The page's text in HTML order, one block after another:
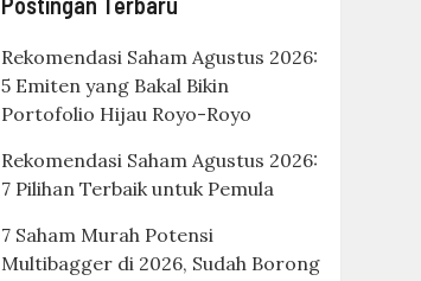
Rekomendasi Saham Agustus 2026:
5 Emiten yang Bakal Bikin
Portofolio Hijau Royo-Royo
Rekomendasi Saham Agustus 2026:
7 Pilihan Terbaik untuk Pemula
7 Saham Murah Potensi
Multibagger di 2026, Sudah Borong